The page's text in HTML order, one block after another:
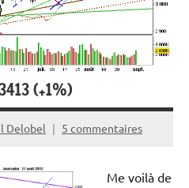
(+1%)
Delobel 5 commentaires
Me voilà de